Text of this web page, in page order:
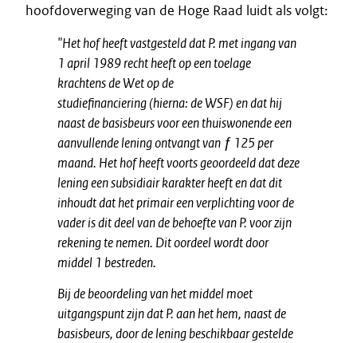
hoofdoverweging van de Hoge Raad luidt als volgt:
"Het hof heeft vastgesteld dat P. met ingang van
1 april 1989 recht heeft op een toelage
krachtens de Wet op de
studiefinanciering (hierna: de WSF) en dat hij
naast de basisbeurs voor een thuiswonende een
aanvullende lening ontvangt van ƒ 125 per
maand. Het hof heeft voorts geoordeeld dat deze
lening een subsidiair karakter heeft en dat dit
inhoudt dat het primair een verplichting voor de
vader is dit deel van de behoefte van P. voor zijn
rekening te nemen. Dit oordeel wordt door
middel 1 bestreden.
Bij de beoordeling van het middel moet
uitgangspunt zijn dat P. aan het hem, naast de
basisbeurs, door de lening beschikbaar gestelde